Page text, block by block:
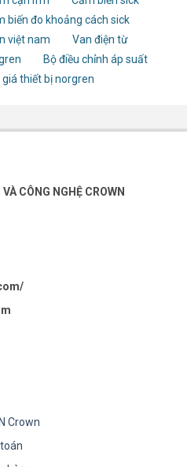
biến đo khoảng cách sick
việt nam
Van điện từ
Bộ điều chỉnh áp suất
giá thiết bị norgren
CÔNG NGHỆ CROWN
Crown